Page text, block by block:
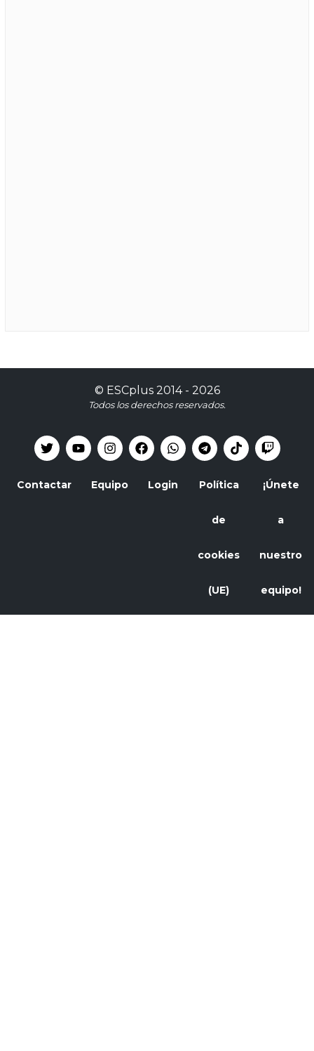
© ESCplus2014 - 2026
Todos los derechos reservados.
Contactar Equipo Login Política
de
cookies
(UE)
¡Únete
a
nuestro
equipo!